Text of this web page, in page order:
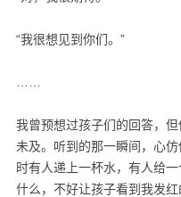
“我很想见到你们。”
……
我曾预想过孩子们的回答，
未及。听到的那一瞬间，心
时有人递上一杯水，有人给
什么，不好让孩子看到我发红